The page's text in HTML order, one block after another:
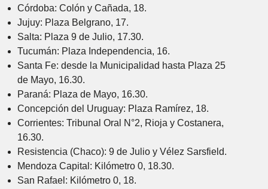
Córdoba: Colón y Cañada, 18.
Jujuy: Plaza Belgrano, 17.
Salta: Plaza 9 de Julio, 17.30.
Tucumán: Plaza Independencia, 16.
Santa Fe: desde la Municipalidad hasta Plaza 25
de Mayo, 16.30.
Paraná: Plaza de Mayo, 16.30.
Concepción del Uruguay: Plaza Ramírez, 18.
Corrientes: Tribunal Oral N°2, Rioja y Costanera,
16.30.
Resistencia (Chaco): 9 de Julio y Vélez Sarsfield.
Mendoza Capital: Kilómetro 0, 18.30.
San Rafael: Kilómetro 0, 18.